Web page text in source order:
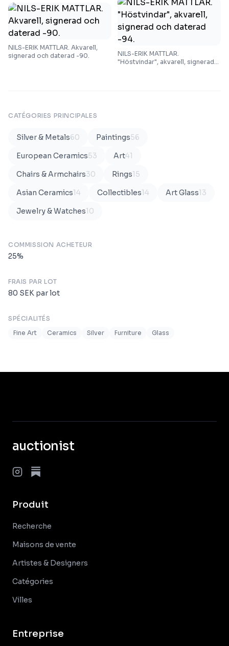
NILS-ERIK MATTLAR. Akvarell,
signerad och daterad -90.
NILS-ERIK MATTLAR.
"Höstvindar", akvarell, signerad
CATÉGORIES PRINCIPALES
Silver & Metals60 Paintings56
European Ceramics53 Art41
Chairs & Armchairs30 Rings15
Asian Ceramics14 Collectibles14 Art Glass13
Jewelry & Watches10
COMMISSION ACHETEUR
25%
FRAIS PAR LOT
80 SEK par lot
SPÉCIALITÉS
Fine Art
Ceramics Silver Furniture Glass
auctionist
Produit
Recherche
Maisons de vente
Artistes & Designers
Catégories
Villes
Entreprise